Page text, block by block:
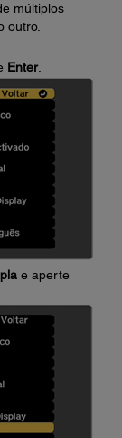
múltiplos
outro.
Enter.
e aperte